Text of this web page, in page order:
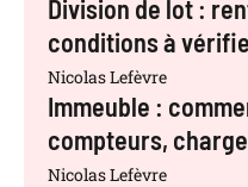
Division de lot :
conditions à
Nicolas Lefèvre
Immeuble :
compteurs,
Nicolas Lefèvre